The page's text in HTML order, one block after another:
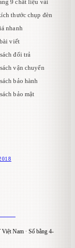
9 chất liệu vải
thước chụp đèn
nhanh
viết
đổi trả
vận chuyển
bảo hành
bảo mật
Nam · Số bằng 4-